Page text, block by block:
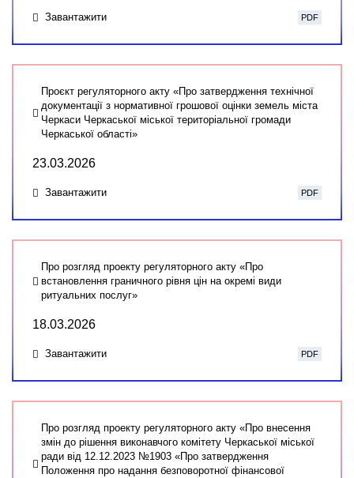
Завантажити PDF
Проєкт регуляторного акту «Про затвердження технічної
документації з нормативної грошової оцінки земель міста
Черкаси Черкаської міської територіальної громади
Черкаської області»
23.03.2026
Завантажити PDF
Про розгляд проекту регуляторного акту «Про
встановлення граничного рівня цін на окремі види
ритуальних послуг»
18.03.2026
Завантажити PDF
Про розгляд проекту регуляторного акту «Про внесення
змін до рішення виконавчого комітету Черкаської міської
ради від 12.12.2023 №1903 «Про затвердження
Положення про надання безповоротної фінансової